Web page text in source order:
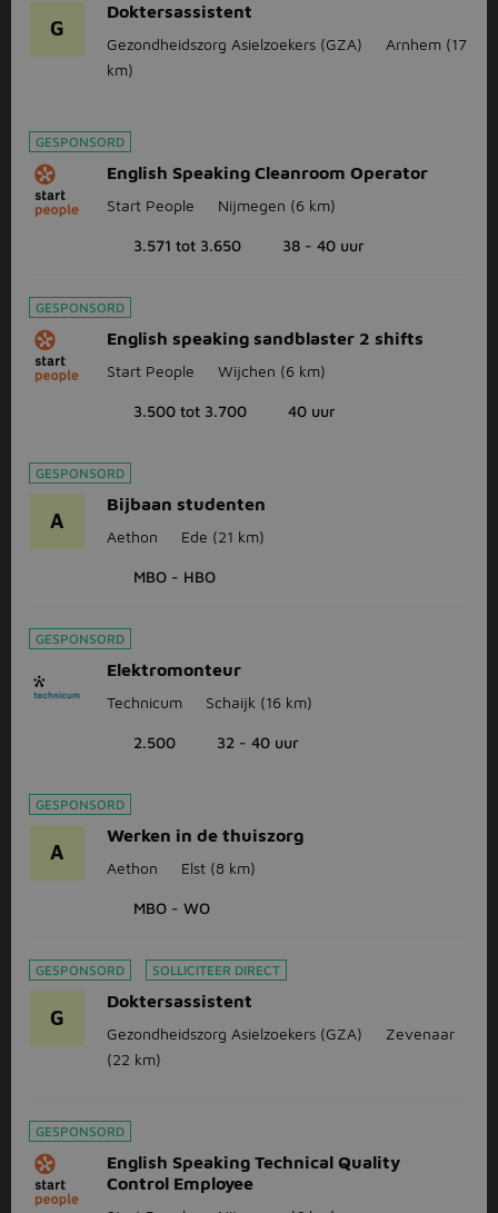
G
Doktersassistent
Gezondheidszorg Asielzoekers (GZA) Arnhem (17
km)
GESPONSORD
English Speaking Cleanroom Operator
Start People Nijmegen (6 km)
3.571 tot 3.650 38 - 40 uur
GESPONSORD
English speaking sandblaster 2 shifts
Start People Wijchen (6 km)
3.500 tot 3.700 40 uur
GESPONSORD
A
Bijbaan studenten
Aethon Ede (21 km)
MBO - HBO
GESPONSORD
Elektromonteur
Technicum Schaijk (16 km)
2.500 32 - 40 uur
GESPONSORD
A
Werken in de thuiszorg
Aethon Elst (8 km)
MBO - WO
GESPONSORD SOLLICITEER DIRECT
G
Doktersassistent
Gezondheidszorg Asielzoekers (GZA)
Zevenaar
(22 km)
GESPONSORD
English Speaking Technical Quality
Control Employee